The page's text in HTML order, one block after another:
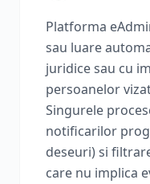
Platforma
sau luare
juridice sau cu
persoanelor
Singurele
notificarilor
deseuri) si
care nu implica